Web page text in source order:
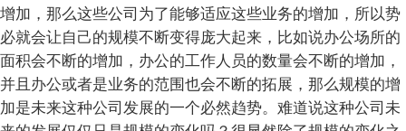
增加，那么这些公司为了能够适应这些业务的增加，所以势
必就会让自己的规模不断变得庞大起来，比如说办公场所的
面积会不断的增加，办公的工作人员的数量会不断的增加，
并且办公或者是业务的范围也会不断的拓展，那么规模的增
加是未来这种公司发展的一个必然趋势。难道说这种公司未